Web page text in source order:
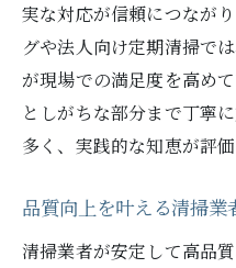
実な対応が信頼につなが
グや法人向け定期清掃で
が現場での満足度を高め
としがちな部分まで丁寧
多く、実践的な知恵が評価
品質向上を叶える清掃業
清掃業者が安定して高品